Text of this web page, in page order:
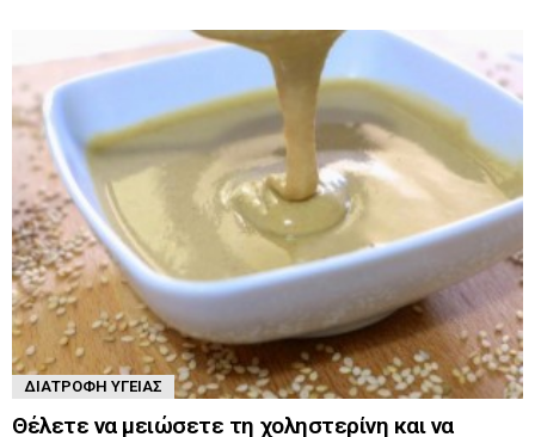
ΔΙΑΤΡΟΦΉ ΥΓΕΊΑΣ
Θέλετε να μειώσετε τη χοληστερίνη και να